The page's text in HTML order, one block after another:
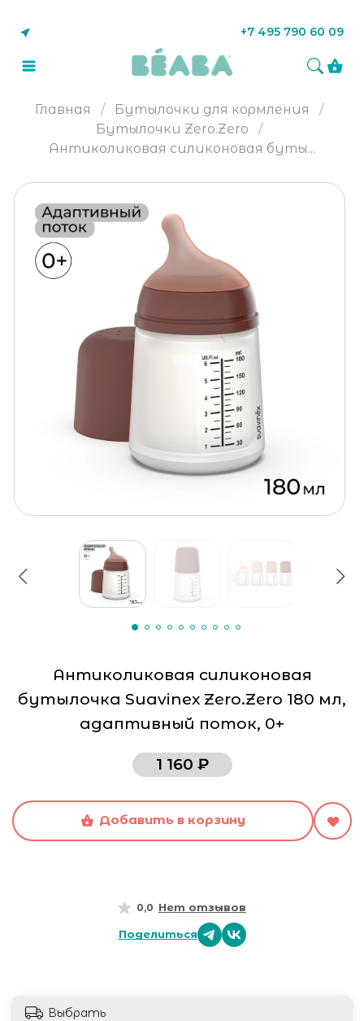
+7 495 790 60 09
Главная
Бутылочки для кормления
Бутылочки Zero.Zero
Антиколиковая силиконовая буты...
Антиколиковая силиконовая
бутылочка Suavinex Zero.Zero 180 мл,
адаптивный поток, 0+
0,0 Нет отзывов
Поделиться
1 160 ₽
Добавить в корзину
Выбрать